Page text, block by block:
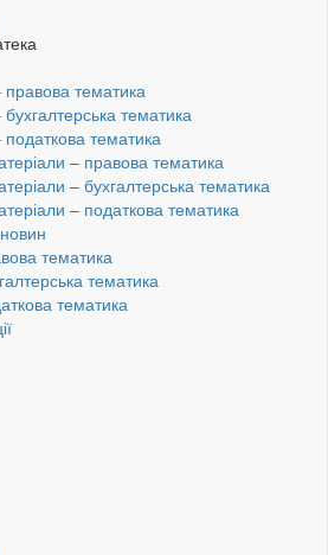
правова тематика
бухгалтерська тематика
податкова тематика
– правова тематика
– бухгалтерська тематика
– податкова тематика
тематика
тематика
тематика